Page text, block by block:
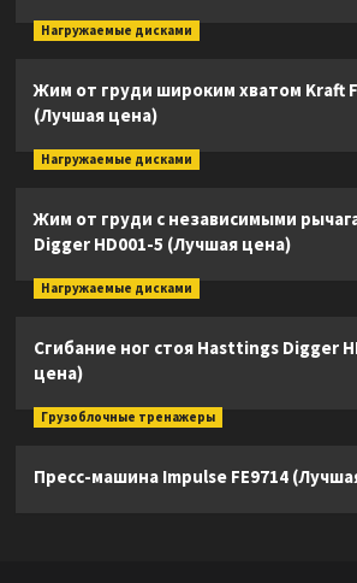
Нагружаемые дисками
Жим от груди широким хватом Kraft
(Лучшая цена)
Нагружаемые дисками
Жим от груди с независимыми
Digger HD001-5 (Лучшая цена)
Нагружаемые дисками
Сгибание ног стоя Hasttings Digger
цена)
Грузоблочные тренажеры
Пресс-машина Impulse FE9714